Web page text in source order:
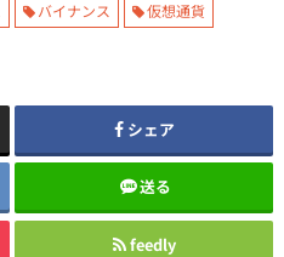
バイナンス
仮想通貨
シェア
送る
feedly